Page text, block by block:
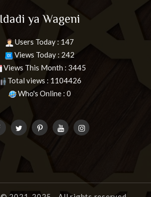
Idadi ya Wageni
Users Today : 147
Views Today : 242
Views This Month : 3445
Total views : 1104426
Who's Online : 0